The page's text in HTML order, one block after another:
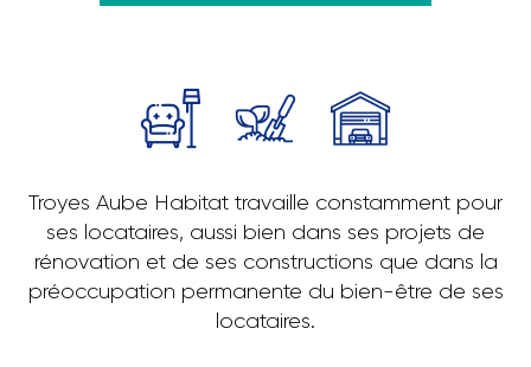
Troyes Aube Habitat travaille constamment pour
ses locataires, aussi bien dans ses projets de
rénovation et de ses constructions que dans la
préoccupation permanente du bien-être de ses
locataires.